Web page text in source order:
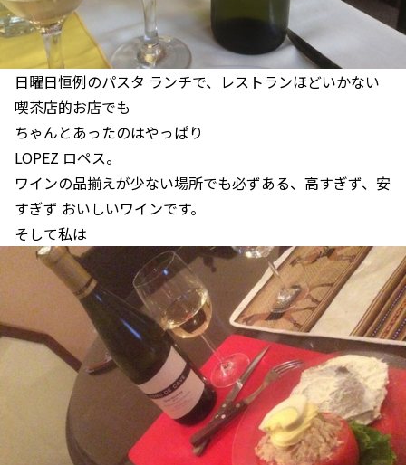
日曜日恒例のパスタ ランチで、レストランほどいかない
喫茶店的お店でも
ちゃんとあったのはやっぱり
LOPEZ ロペス。
ワインの品揃えが少ない場所でも必ずある、高すぎず、安
すぎず おいしいワインです。
そして私は